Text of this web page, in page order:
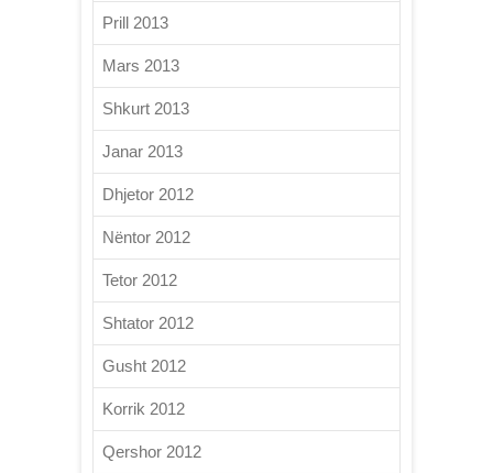
Prill 2013
Mars 2013
Shkurt 2013
Janar 2013
Dhjetor 2012
Nëntor 2012
Tetor 2012
Shtator 2012
Gusht 2012
Korrik 2012
Qershor 2012